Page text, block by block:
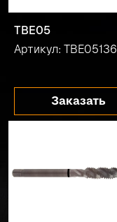
TBE05
Артикул: TBE05136
Заказать